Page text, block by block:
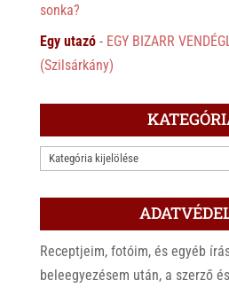
sonka?
Egy utazó- EGY BIZARR
(Szilsárkány)
KATEGÓRIÁK
Receptjeim, fotóim, és egyéb
beleegyezésem után, a szerző